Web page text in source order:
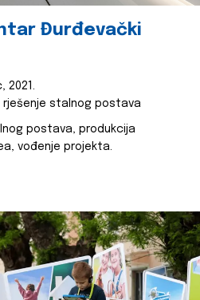
Đurđevački
2021.
rješenje stalnog postava
postava, produkcija
vođenje projekta.